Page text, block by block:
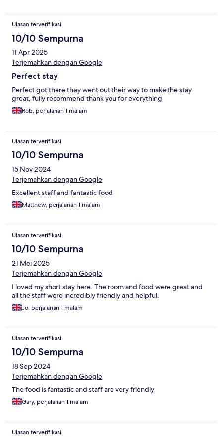
Ulasan terverifikasi
10/10 Sempurna
11 Apr 2025
Terjemahkan dengan Google
Perfect stay
Perfect got there they went out their way to make the stay
great, fully recommend thank you for everything
Rob, perjalanan 1 malam
Ulasan terverifikasi
10/10 Sempurna
15 Nov 2024
Terjemahkan dengan Google
Excellent staff and fantastic food
Matthew, perjalanan 1 malam
Ulasan terverifikasi
10/10 Sempurna
21 Mei 2025
Terjemahkan dengan Google
I loved my short stay here. The room and food were great and
all the staff were incredibly friendly and helpful.
Jo, perjalanan 1 malam
Ulasan terverifikasi
10/10 Sempurna
18 Sep 2024
Terjemahkan dengan Google
The food is fantastic and staff are very friendly
Gary, perjalanan 1 malam
Ulasan terverifikasi